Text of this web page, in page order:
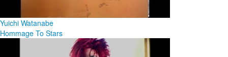
Yuichi Watanabe
Hommage To Stars